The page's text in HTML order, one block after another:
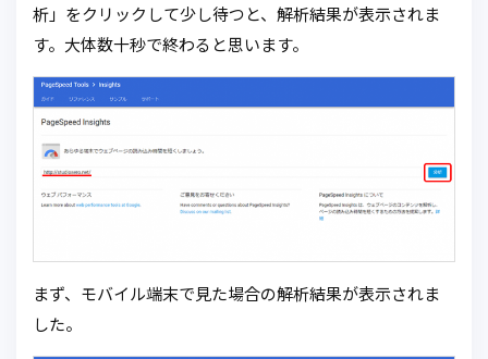
析」をクリックして少し待つと、解析結果が表示されま
す。大体数十秒で終わると思います。
まず、モバイル端末で見た場合の解析結果が表示されま
した。